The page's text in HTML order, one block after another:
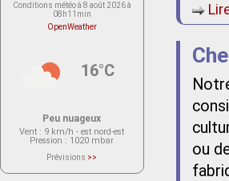
ou
Conditions météo à 8 août 2026 à
08h11min
OpenWeather
16°C
Peu nuageux
Vent : 9 km/h - est nord-est
Pression : 1020 mbar
Prévisions >>
actuellement aucune prévision